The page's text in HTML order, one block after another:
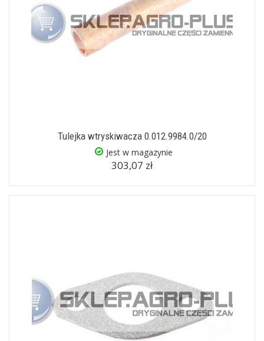
Tulejka wtryskiwacza 0.012.9984.0/20
Jest w magazynie
303,07 zł